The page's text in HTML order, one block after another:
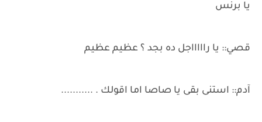
يا برنس
قصي:: يا راااااجل ده بجد ؟ عظيم عظيم
آدم:: استنى بقى يا صاصا اما اقولك . ...........